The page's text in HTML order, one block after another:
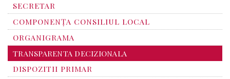
SECRETAR
COMPONENȚA CONSILIUL LOCAL
ORGANIGRAMA
TRANSPARENTA DECIZIONALA
DISPOZITII PRIMAR